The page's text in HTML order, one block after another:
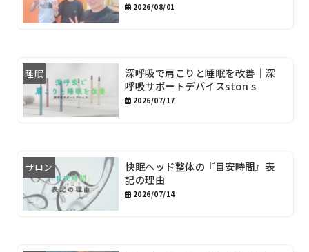
2026/08/01
睡眠
深呼吸で肩こりと睡眠を改善｜深
呼吸サポートデバイスston s
2026/07/17
サロン
快眠ヘッド整体の『目安時間』表
記の理由
2026/07/14